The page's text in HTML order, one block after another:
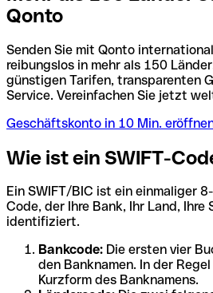
Qonto
Senden Sie mit Qonto
reibungslos in mehr als 150
günstigen Tarifen, transparenten
Service. Vereinfachen Sie jetzt
Geschäftskonto in 10 Min.
Wie ist ein SWIFT-
Ein SWIFT/BIC ist ein einmaliger
Code, der Ihre Bank, Ihr Land, Ihre
identifiziert.
Bankcode: Die ersten vier
den Banknamen. In der
Kurzform des Banknamens.